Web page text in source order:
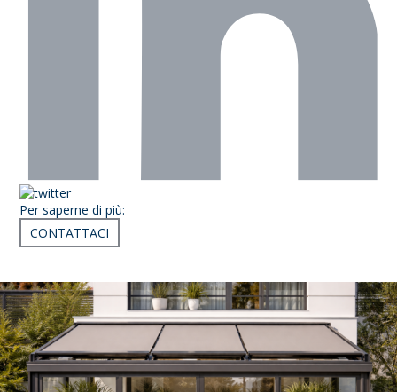
Per saperne di più:
CONTATTACI